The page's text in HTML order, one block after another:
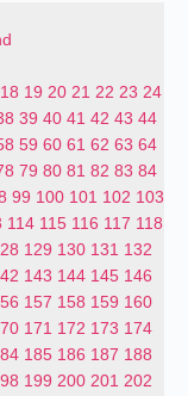
18 19 20 21 22 23 24
39 40 41 42 43 44
59 60 61 62 63 64
79 80 81 82 83 84
99 100 101 102 103
114 115 116 117 118
129 130 131 132
143 144 145 146
157 158 159 160
171 172 173 174
185 186 187 188
199 200 201 202